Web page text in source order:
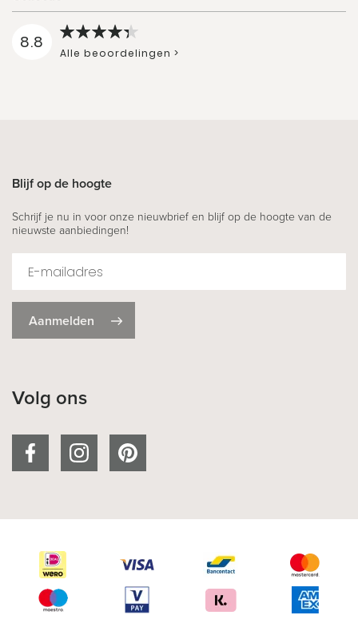
8.8
Alle beoordelingen >
Blijf op de hoogte
Schrijf je nu in voor onze nieuwbrief en blijf op de hoogte van de
nieuwste aanbiedingen!
Aanmelden
Volg ons